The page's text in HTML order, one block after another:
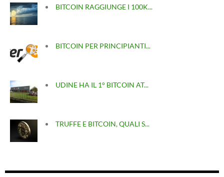
BITCOIN RAGGIUNGE I 100K...
BITCOIN PER PRINCIPIANTI...
UDINE HA IL 1° BITCOIN AT...
TRUFFE E BITCOIN, QUALI S...